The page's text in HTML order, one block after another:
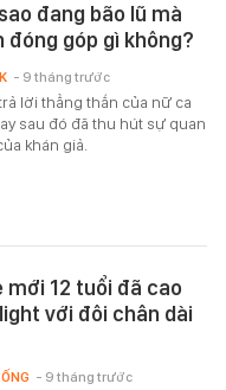
đang bão lũ mà
đóng góp gì không?
lời thẳng thắn của nữ ca
sau đó đã thu hút sự quan
khán giả.
- 9 tháng trước
12 tuổi đã cao
với đôi chân dài
- 9 tháng trước